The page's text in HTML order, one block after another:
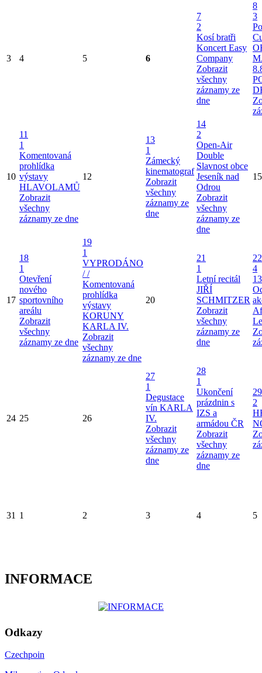
3 4 5 6
7
2
Kosí bratři
Koncert Easy
Company
Zobrazit
všechny
záznamy ze
dne
8
3
10
11
1
Komentovaná
prohlídka
výstavy
HLAVOLAMŮ
Zobrazit
všechny
záznamy ze dne
12
13
1
Zámecký
kinematograf
Zobrazit
všechny
záznamy ze
dne
14
2
Open-Air
Double
Slavnost obce
Jeseník nad
Odrou
Zobrazit
všechny
záznamy ze
dne
15
17
18
1
Otevření
nového
sportovního
areálu
Zobrazit
všechny
záznamy ze dne
19
1
VYPRODÁNO
/ /
Komentovaná
prohlídka
výstavy
KORUNY
KARLA IV.
Zobrazit
všechny
záznamy ze dne
20
21
1
Letní recitál
JIŘÍ
SCHMITZER
Zobrazit
všechny
záznamy ze
dne
22
4
24 25 26
27
1
Degustace
vín KARLA
IV.
Zobrazit
všechny
záznamy ze
dne
28
1
Ukončení
prázdnin s
IZS a
armádou ČR
Zobrazit
všechny
záznamy ze
dne
29
2
31 1 2 3 4 5
INFORMACE
Odkazy
Czechpoin